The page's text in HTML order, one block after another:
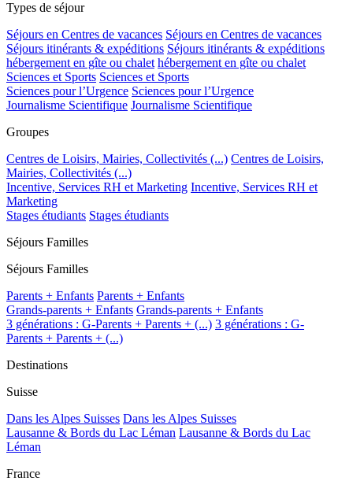
Types de séjour
Séjours en Centres de vacances Séjours en Centres de vacances
Séjours itinérants & expéditions Séjours itinérants & expéditions
hébergement en gîte ou chalet hébergement en gîte ou chalet
Sciences et Sports Sciences et Sports
Sciences pour l’Urgence Sciences pour l’Urgence
Journalisme Scientifique Journalisme Scientifique
Groupes
Centres de Loisirs, Mairies, Collectivités (...) Centres de Loisirs,
Mairies, Collectivités (...)
Incentive, Services RH et Marketing Incentive, Services RH et
Marketing
Stages étudiants Stages étudiants
Séjours Familles
Séjours Familles
Parents + Enfants Parents + Enfants
Grands-parents + Enfants Grands-parents + Enfants
3 générations : G-Parents + Parents + (...) 3 générations : G-
Parents + Parents + (...)
Destinations
Suisse
Dans les Alpes Suisses Dans les Alpes Suisses
Lausanne & Bords du Lac Léman Lausanne & Bords du Lac
Léman
France